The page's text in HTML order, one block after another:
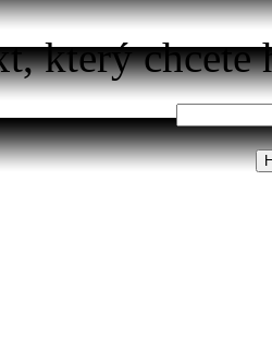
který chcete